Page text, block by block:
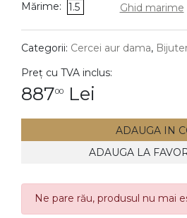
DIAMANTE
Cercei
Accesorii
Mărime: 1.5 Ghid marime
Categorii: Cercei aur dama,
Preț cu TVA inclus:
88700 Lei
ADAUGA IN
ADAUGA LA
Ne pare rău, produsul nu mai